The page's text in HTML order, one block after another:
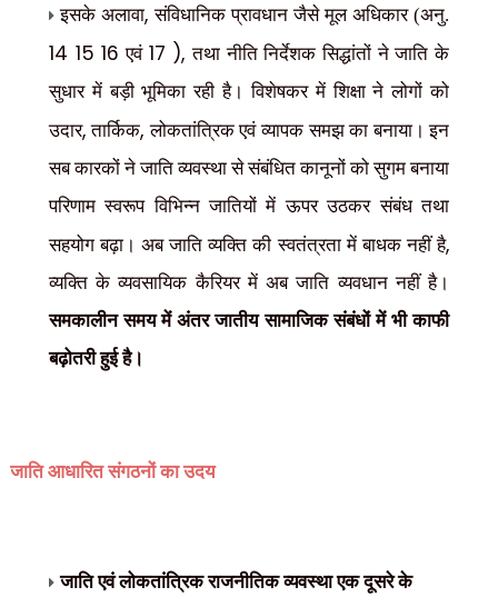
इसके अलावा,संविधानिक प्रावधान जैसे मूल अधिकार (अनु.
14 15 16 एवं 17 ),तथा नीति निर्देशक सिद्धांतों ने जाति के
सुधार में बड़ी भूमिका रही है। विशेषकर में शिक्षा ने लोगों को
उदार,तार्किक,लोकतांत्रिक एवं व्यापक समझ का बनाया। इन
सब कारकों ने जाति व्यवस्था से संबंधित कानूनों को सुगम बनाया
परिणाम स्वरूप विभिन्न जातियों में ऊपर उठकर संबंध तथा
सहयोग बढ़ा। अब जाति व्यक्ति की स्वतंत्रता में बाधक नहीं है,
व्यक्ति के व्यवसायिक कैरियर में अब जाति व्यवधान नहीं है।
समकालीन समय में अंतर जातीय सामाजिक संबंधों में भी काफी
बढ़ोतरी हुई है।
जाति आधारित संगठनों का उदय
जाति एवं लोकतांत्रिक राजनीतिक व्यवस्था एक दूसरे के